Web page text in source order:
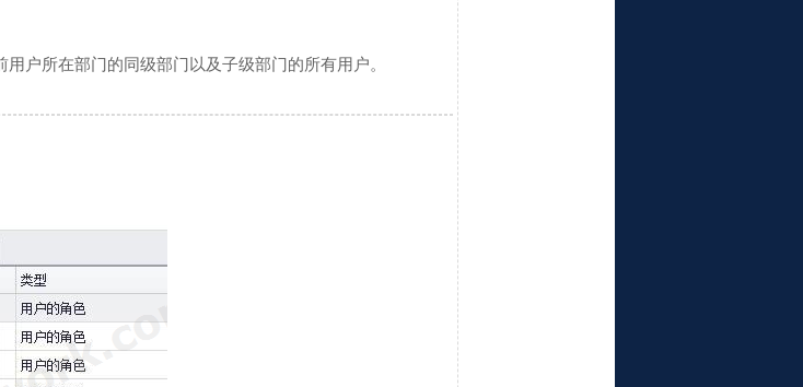
户所在部门的同级部门以及子级部门的所有用户。